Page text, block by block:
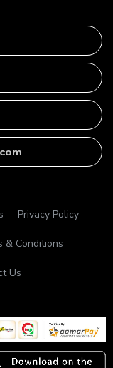
Privacy Policy
& Conditions
Us